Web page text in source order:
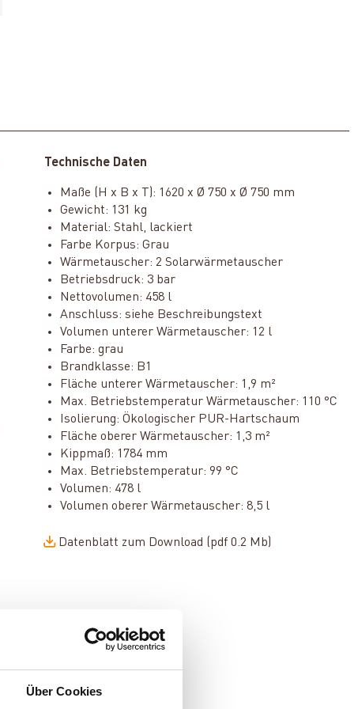
Über Cookies
Technische Daten
Maße (H x B x T): 1620 x Ø 750 x Ø 750 mm
Gewicht: 131 kg
Material: Stahl, lackiert
Farbe Korpus: Grau
Wärmetauscher: 2 Solarwärmetauscher
Betriebsdruck: 3 bar
Nettovolumen: 458 l
Anschluss: siehe Beschreibungstext
Volumen unterer Wärmetauscher: 12 l
Farbe: grau
Brandklasse: B1
Fläche unterer Wärmetauscher: 1,9 m²
Max. Betriebstemperatur Wärmetauscher: 110 °C
Isolierung: Ökologischer PUR-Hartschaum
Fläche oberer Wärmetauscher: 1,3 m²
Kippmaß: 1784 mm
Max. Betriebstemperatur: 99 °C
Volumen: 478 l
Volumen oberer Wärmetauscher: 8,5 l
Datenblatt zum Download (pdf 0.2 Mb)